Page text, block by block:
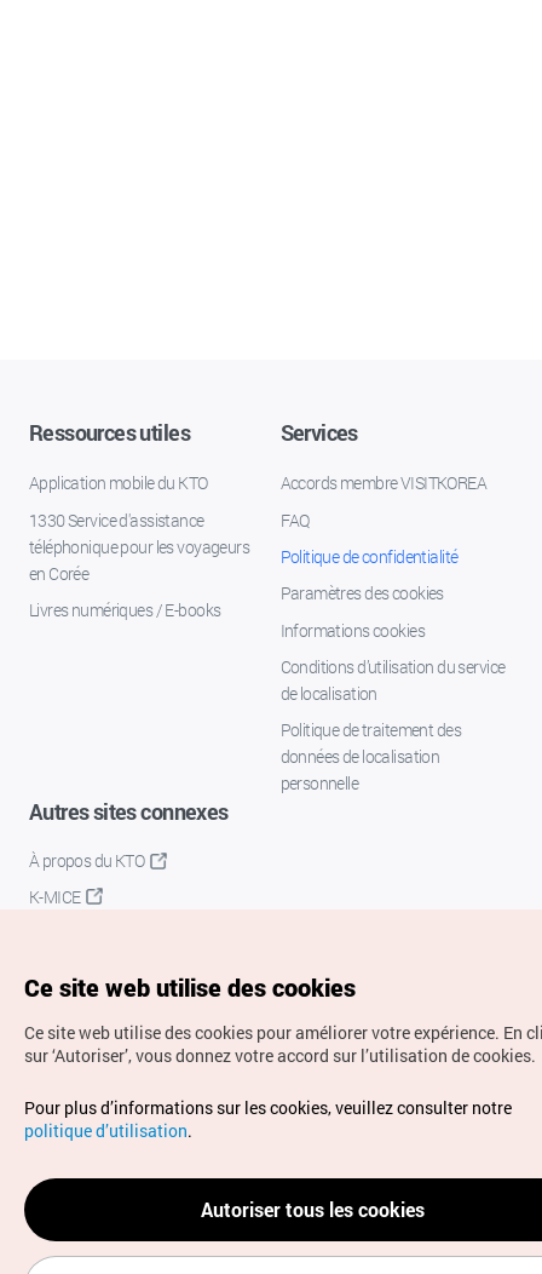
Ressources utiles
Application mobile du KTO
1330 Service d'assistance
téléphonique pour les voyageurs
en Corée
Livres numériques / E-books
Services
Accords membre VISITKOREA
FAQ
Politique de confidentialité
Paramètres des cookies
Informations cookies
Conditions d’utilisation du service
de localisation
Politique de traitement des
données de localisation
personnelle
Autres sites connexes
À propos du KTO
K-MICE
Droits d’auteur (c) Office National du Tourisme en Corée.
Tous droits réservés.
Pour les rapports d'erreurs et demandes de renseignements,
adressez vos demandes à
info.ontc@gmail.com
Ce site web utilise des cookies
Ce site web utilise des cookies pour améliorer votre expérience. En
sur ‘Autoriser’, vous donnez votre accord sur l’utilisation de cookies.
Pour plus d’informations sur les cookies, veuillez consulter notre
politique d’utilisation.
Autoriser tous les cookies